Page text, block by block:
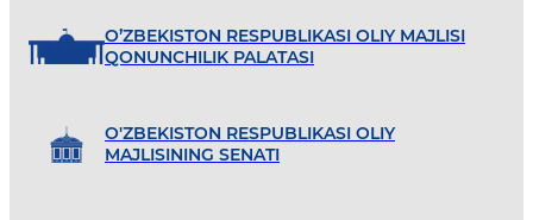
O’ZBEKISTON RESPUBLIKASI OLIY MAJLISI
QONUNCHILIK PALATASI
O'ZBEKISTON RESPUBLIKASI OLIY
MAJLISINING SENATI